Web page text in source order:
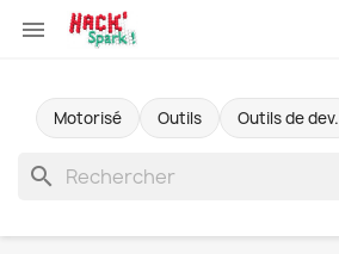

Motorisé Outils Outils de dev.
search